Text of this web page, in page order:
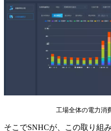
工場全体の電力消
そこでSNHCが、この取り組